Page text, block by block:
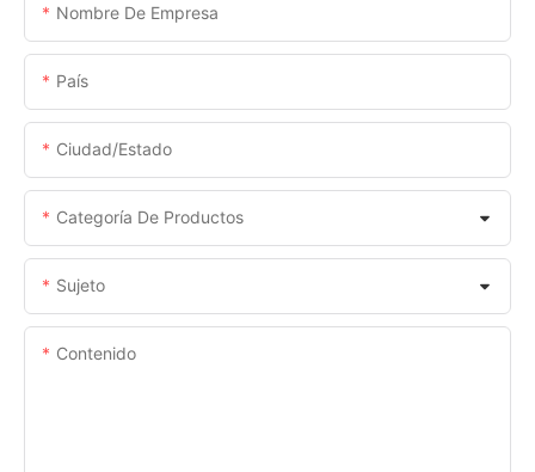
Nombre De Empresa
País
Ciudad/estado
Categoría De Productos
Sujeto
Contenido